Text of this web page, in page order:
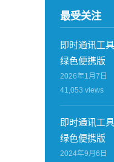
最受关注
即时通讯工
绿色便携版
2026年1月7日
41,053 views
即时通讯工
绿色便携版
2024年9月6日